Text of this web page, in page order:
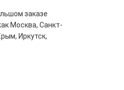
заказе
Москва, Санкт-
Иркутск,